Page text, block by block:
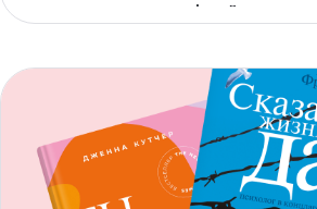
с доступом офлайн